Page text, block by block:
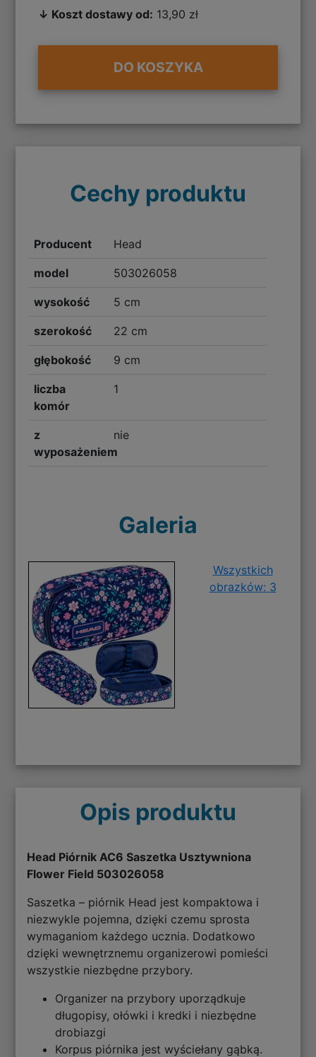
↓ Koszt dostawy od: 13,90 zł
DO KOSZYKA
Cechy produktu
Producent Head
model 503026058
wysokość 5 cm
szerokość 22 cm
głębokość 9 cm
liczba
komór
1
z
wyposażeniem
nie
Galeria
Wszystkich
obrazków: 3
Opis produktu
Head Piórnik AC6 Saszetka Usztywniona
Flower Field 503026058
Saszetka – piórnik Head jest kompaktowa i
niezwykle pojemna, dzięki czemu sprosta
wymaganiom każdego ucznia. Dodatkowo
dzięki wewnętrznemu organizerowi pomieści
wszystkie niezbędne przybory.
Organizer na przybory uporządkuje
długopisy, ołówki i kredki i niezbędne
drobiazgi
Korpus piórnika jest wyściełany gąbką.